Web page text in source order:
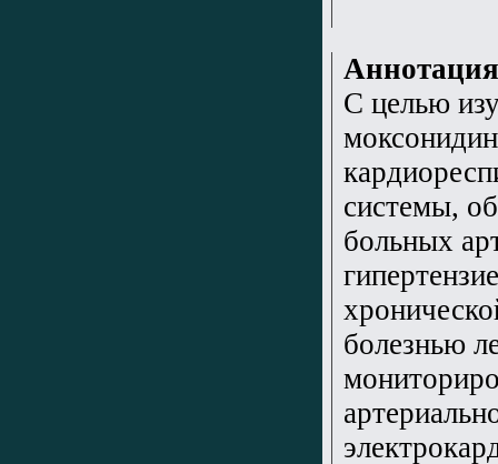
Аннотация
С целью
системы,
больных
болезнью